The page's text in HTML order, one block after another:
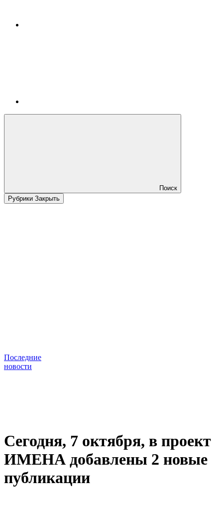
Поиск
Рубрики Закрыть
Последние
новости
Сегодня, 7 октября, в проект
ИМЕНА добавлены 2 новые
публикации